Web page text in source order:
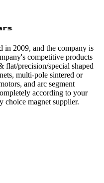
in 2009, and the company is
competitive products
flat/precision/special shaped
multi-pole sintered or
and arc segment
according to your
choice magnet supplier.